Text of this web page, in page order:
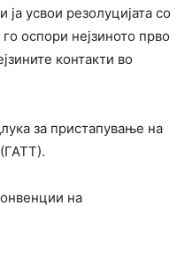
усвои резолуцијата со
оспори нејзиното прво
контакти во
за пристапување на
на